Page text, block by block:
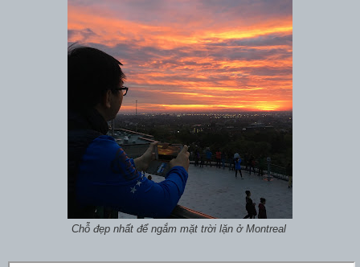
Chỗ đẹp nhất để ngắm mặt trời lặn ở Montreal